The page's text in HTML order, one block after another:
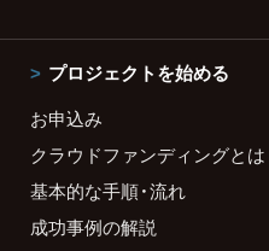
プロジェクトを始める
お申込み
クラウドファンディングとは
基本的な手順・流れ
成功事例の解説